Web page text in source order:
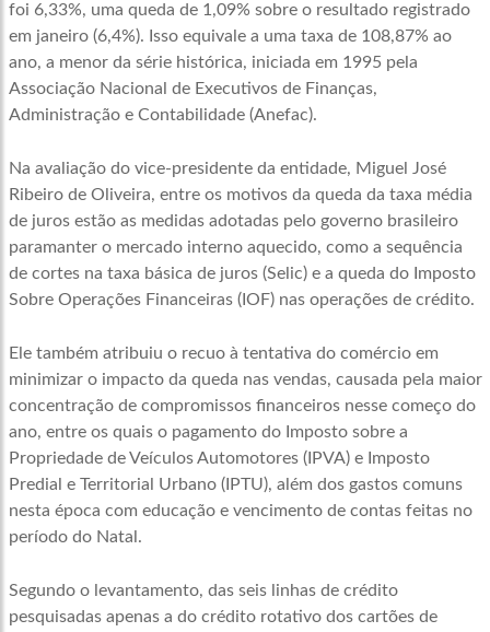
foi 6,33%, uma queda de 1,09% sobre o resultado registrado
em janeiro (6,4%). Isso equivale a uma taxa de 108,87% ao
ano, a menor da série histórica, iniciada em 1995 pela
Associação Nacional de Executivos de Finanças,
Administração e Contabilidade (Anefac).
Na avaliação do vice-presidente da entidade, Miguel José
Ribeiro de Oliveira, entre os motivos da queda da taxa média
de juros estão as medidas adotadas pelo governo brasileiro
paramanter o mercado interno aquecido, como a sequência
de cortes na taxa básica de juros (Selic) e a queda do Imposto
Sobre Operações Financeiras (IOF) nas operações de crédito.
Ele também atribuiu o recuo à tentativa do comércio em
minimizar o impacto da queda nas vendas, causada pela maior
concentração de compromissos financeiros nesse começo do
ano, entre os quais o pagamento do Imposto sobre a
Propriedade de Veículos Automotores (IPVA) e Imposto
Predial e Territorial Urbano (IPTU), além dos gastos comuns
nesta época com educação e vencimento de contas feitas no
período do Natal.
Segundo o levantamento, das seis linhas de crédito
pesquisadas apenas a do crédito rotativo dos cartões de